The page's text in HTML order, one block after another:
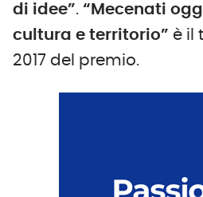
di idee”. “Mecenati
cultura e territorio” è il
2017 del premio.